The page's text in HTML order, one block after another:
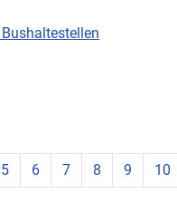
5 6 7 8 9 10